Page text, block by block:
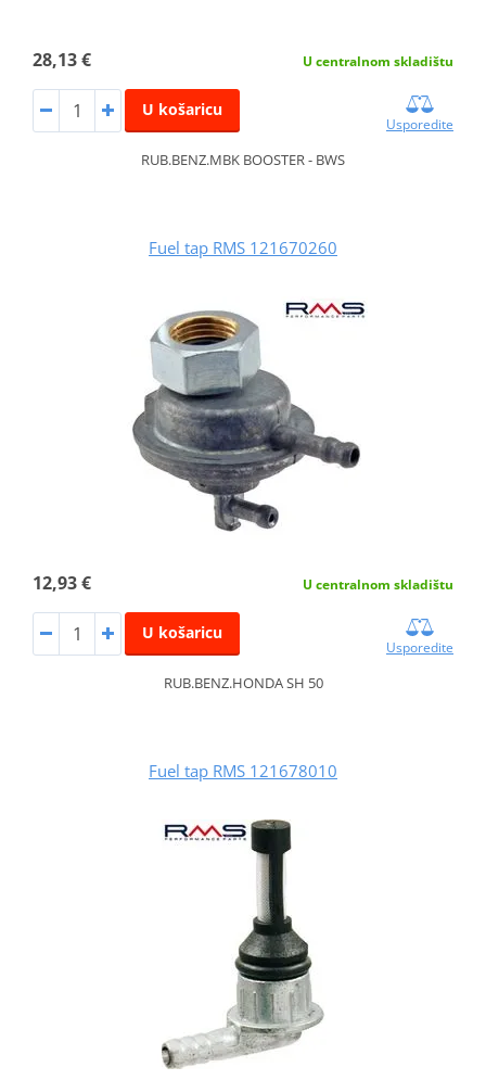
28,13 € U centralnom skladištu
U košaricu
Usporedite
RUB.BENZ.MBK BOOSTER - BWS
Fuel tap RMS 121670260
12,93 € U centralnom skladištu
U košaricu
Usporedite
RUB.BENZ.HONDA SH 50
Fuel tap RMS 121678010